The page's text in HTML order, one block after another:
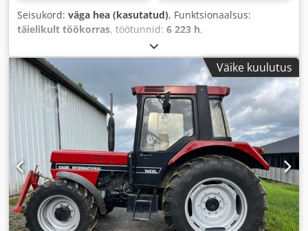
Seisukord: väga hea (kasutatud), Funktsionaalsus:
täielikult töökorras, töötunnid: 6 223 h,
Väike kuulutus